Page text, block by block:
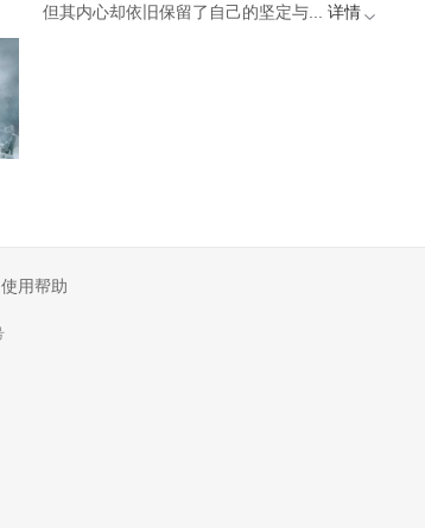
但其内心却依旧保留了自己的坚定与...
详情
使用帮助